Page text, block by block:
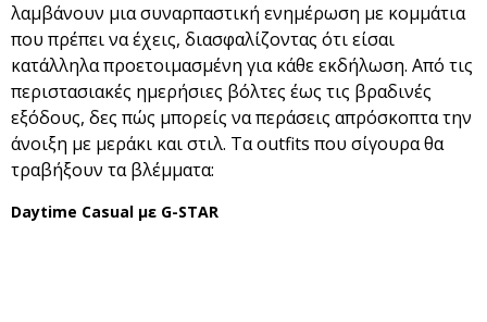
λαμβάνουν μια συναρπαστική ενημέρωση με κομμάτια
που πρέπει να έχεις, διασφαλίζοντας ότι είσαι
κατάλληλα προετοιμασμένη για κάθε εκδήλωση. Από τις
περιστασιακές ημερήσιες βόλτες έως τις βραδινές
εξόδους, δες πώς μπορείς να περάσεις απρόσκοπτα την
άνοιξη με μεράκι και στιλ. Τα outfits που σίγουρα θα
τραβήξουν τα βλέμματα:
Daytime Casual με G-STAR